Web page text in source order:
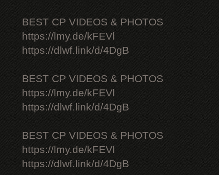
BEST CP VIDEOS & PHOTOS
https://lmy.de/kFEVl
https://dlwf.link/d/4DgB
BEST CP VIDEOS & PHOTOS
https://lmy.de/kFEVl
https://dlwf.link/d/4DgB
BEST CP VIDEOS & PHOTOS
https://lmy.de/kFEVl
https://dlwf.link/d/4DgB